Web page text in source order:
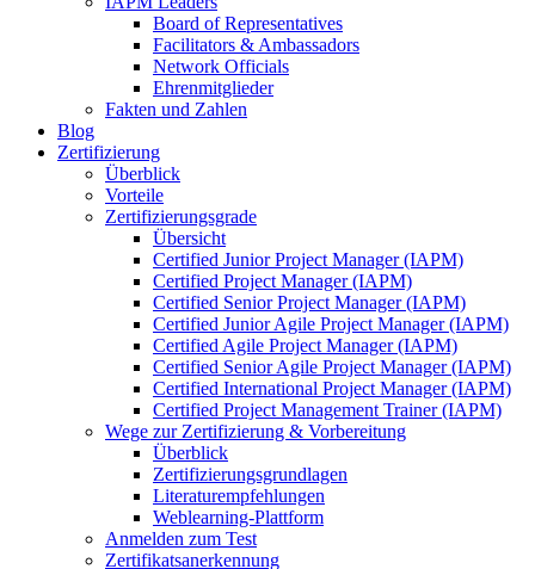
Board of Representatives
Facilitators & Ambassadors
Network Officials
Ehrenmitglieder
Fakten und Zahlen
Blog
Zertifizierung
Überblick
Vorteile
Zertifizierungsgrade
Übersicht
Certified Junior Project Manager (IAPM)
Certified Project Manager (IAPM)
Certified Senior Project Manager (IAPM)
Certified Junior Agile Project Manager (IAPM)
Certified Agile Project Manager (IAPM)
Certified Senior Agile Project Manager (IAPM)
Certified International Project Manager (IAPM)
Certified Project Management Trainer (IAPM)
Wege zur Zertifizierung & Vorbereitung
Überblick
Zertifizierungsgrundlagen
Literaturempfehlungen
Weblearning-Plattform
Anmelden zum Test
Zertifikatsanerkennung